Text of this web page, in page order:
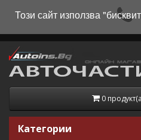
0
Категории
Този сайт използва